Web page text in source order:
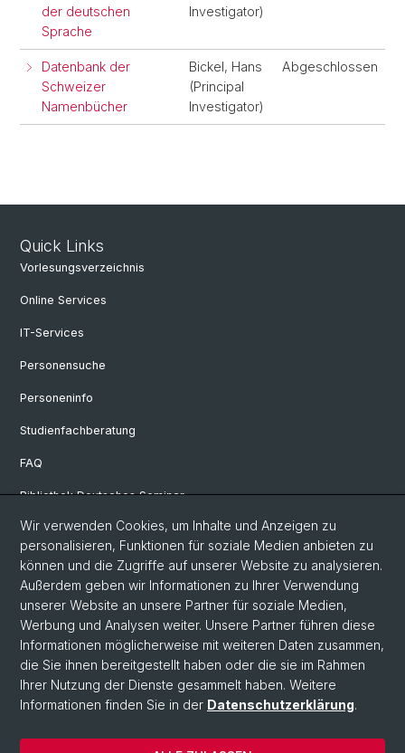
der deutschen
Sprache
Investigator)
Datenbank der
Schweizer
Namenbücher
Bickel, Hans
(Principal
Investigator)
Abgeschlossen
Quick Links
Vorlesungsverzeichnis
Online Services
IT-Services
Personensuche
Personeninfo
Studienfachberatung
FAQ
Bibliothek Deutsches Seminar
Neuere deutsche Literaturwissenschaft
Germanistische Mediävistik
Deutsche Sprachwissenschaft
© Universität Basel
Philosophisch-Historische Fakultät
Sprach- und Literaturwissenschaften
Home
Wir verwenden Cookies, um Inhalte und Anzeigen zu
personalisieren, Funktionen für soziale Medien anbieten zu
können und die Zugriffe auf unserer Website zu analysieren.
Außerdem geben wir Informationen zu Ihrer Verwendung
unserer Website an unsere Partner für soziale Medien,
Werbung und Analysen weiter. Unsere Partner führen diese
Informationen möglicherweise mit weiteren Daten zusammen,
die Sie ihnen bereitgestellt haben oder die sie im Rahmen
Ihrer Nutzung der Dienste gesammelt haben. Weitere
Informationen finden Sie in der Datenschutzerklärung.